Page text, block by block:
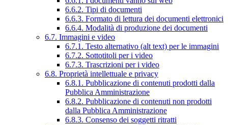
6.6.2. Tipi di documenti
6.6.3. Formato di lettura dei documenti elettronici
6.6.4. Modalità di produzione dei documenti
6.7. Immagini e video
6.7.1. Testo alternativo (alt text) per le immagini
6.7.2. Sottotitoli per i video
6.7.3. Trascrizioni per i video
6.8. Proprietà intellettuale e privacy
6.8.1. Pubblicazione di contenuti prodotti dalla
Pubblica Amministrazione
6.8.2. Pubblicazione di contenuti non prodotti
dalla Pubblica Amministrazione
6.8.3. Consenso dei soggetti ritratti